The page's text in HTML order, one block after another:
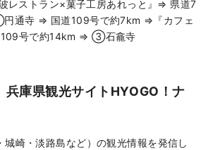
レストラン×菓子工房あれっと』⇒ 県道7
通寺 ⇒ 国道109号で約7km ⇒『カフェ
109号で約14km ⇒ ➂石龕寺
兵庫県観光サイトHYOGO！ナ
城崎・淡路島など）の観光情報を発信し